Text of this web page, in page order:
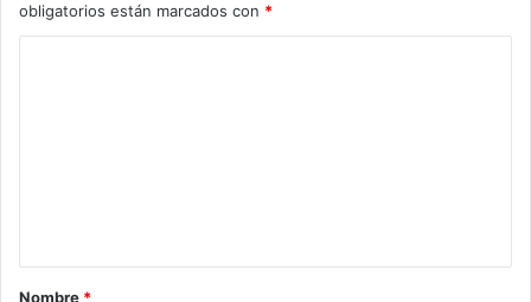
obligatorios están marcados con *
a
Nombre *